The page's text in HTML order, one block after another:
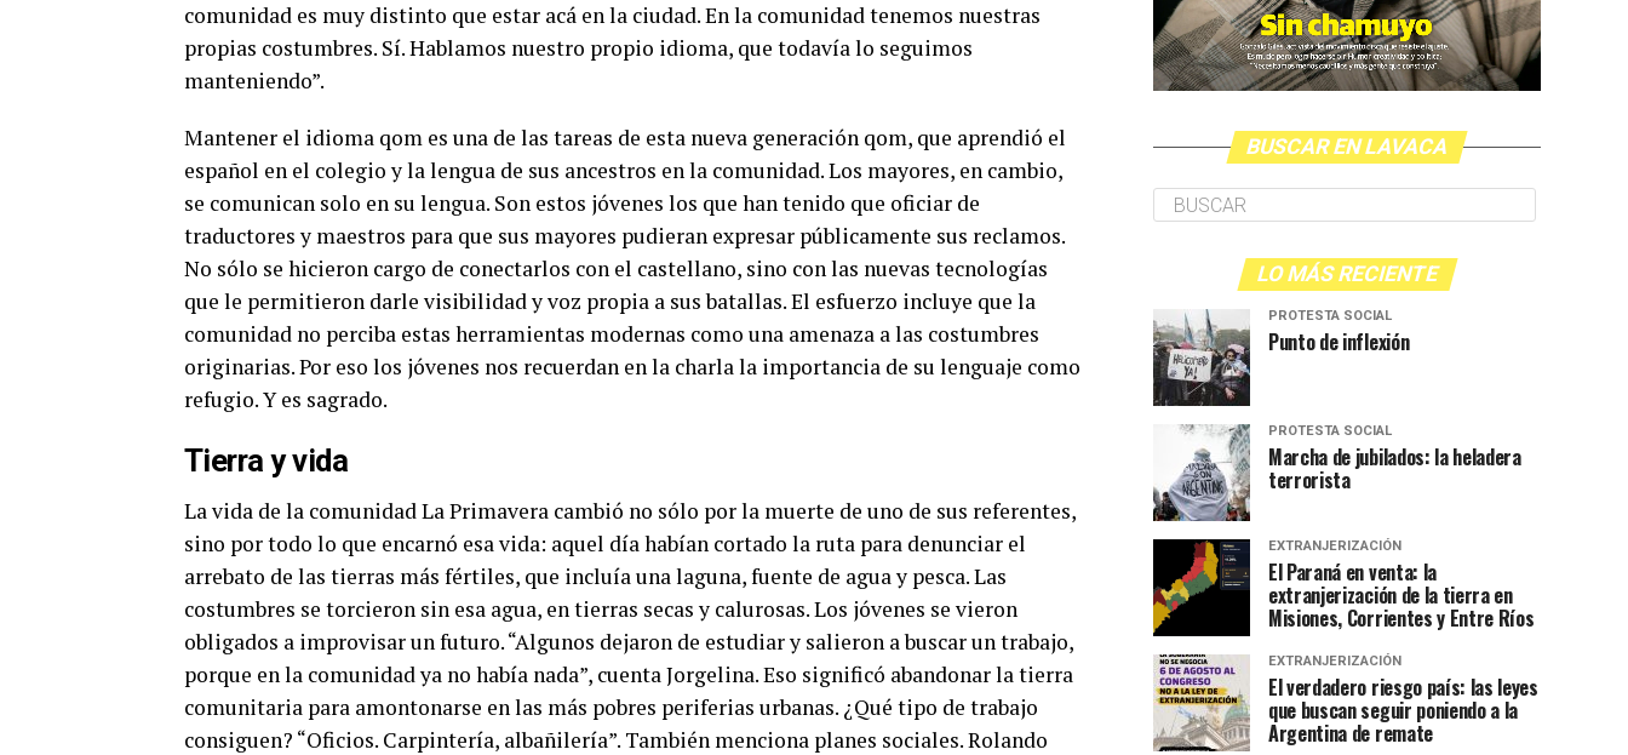
comunidad es muy distinto que estar acá en la ciudad. En la comunidad tenemos nuestras
propias costumbres. Sí. Hablamos nuestro propio idioma, que todavía lo seguimos
manteniendo”.
Mantener el idioma qom es una de las tareas de esta nueva generación qom, que aprendió el
español en el colegio y la lengua de sus ancestros en la comunidad. Los mayores, en cambio,
se comunican solo en su lengua. Son estos jóvenes los que han tenido que oficiar de
traductores y maestros para que sus mayores pudieran expresar públicamente sus reclamos.
No sólo se hicieron cargo de conectarlos con el castellano, sino con las nuevas tecnologías
que le permitieron darle visibilidad y voz propia a sus batallas. El esfuerzo incluye que la
comunidad no perciba estas herramientas modernas como una amenaza a las costumbres
originarias. Por eso los jóvenes nos recuerdan en la charla la importancia de su lenguaje como
refugio.Y es sagrado.
Tierra y vida
La vida de la comunidad La Primavera cambió no sólo por la muerte de uno de sus referentes,
sino por todo lo que encarnó esa vida: aquel día habían cortado la ruta para denunciar el
arrebato de las tierras más fértiles, que incluía una laguna, fuente de agua y pesca. Las
costumbres se torcieron sin esa agua, en tierras secas y calurosas. Los jóvenes se vieron
obligados a improvisar un futuro.“Algunos dejaron de estudiar y salieron a buscar un trabajo,
porque en la comunidad ya no había nada”, cuenta Jorgelina. Eso significó abandonar la tierra
comunitaria para amontonarse en las más pobres periferias urbanas. ¿Qué tipo de trabajo
consiguen? “Oficios. Carpintería, albañilería”. También menciona planes sociales. Rolando
BUSCAR EN LAVACA
LO MÁS RECIENTE
PROTESTA SOCIAL
Punto de inflexión
PROTESTA SOCIAL
Marcha de jubilados: la heladera
terrorista
EXTRANJERIZACIÓN
El Paraná en venta: la
extranjerización de la tierra en
Misiones, Corrientes y Entre Ríos
EXTRANJERIZACIÓN
El verdadero riesgo país: las leyes
que buscan seguir poniendo a la
Argentina de remate